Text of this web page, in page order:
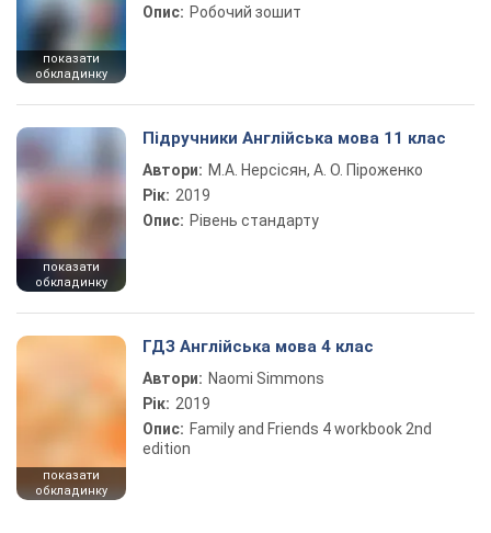
показати
обкладинку
Опис: Робочий зошит
показати
обкладинку
Підручники Англійська мова 11 клас
Автори: М.А. Нерсісян, А. О. Піроженко
Рік: 2019
Опис: Рівень стандарту
показати
обкладинку
ГДЗ Англійська мова 4 клас
Автори: Naomi Simmons
Рік: 2019
Опис: Family and Friends 4 workbook 2nd
edition